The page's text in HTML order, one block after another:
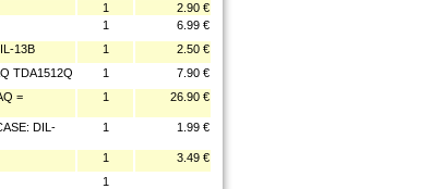
1
2.90 €
1
6.99 €
13B 1
2.50 €
TDA1512Q 1
7.90 €
=
1 26.90 €
DIL-
1 1.99 €
1
3.49 €
1